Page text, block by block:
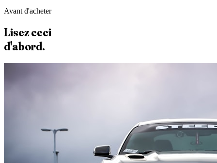
Avant d'acheter
Lisez ceci
d'abord.